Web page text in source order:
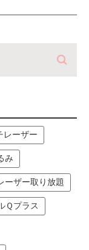
レーザー
み
ーザー取り放題
Ｑプラス